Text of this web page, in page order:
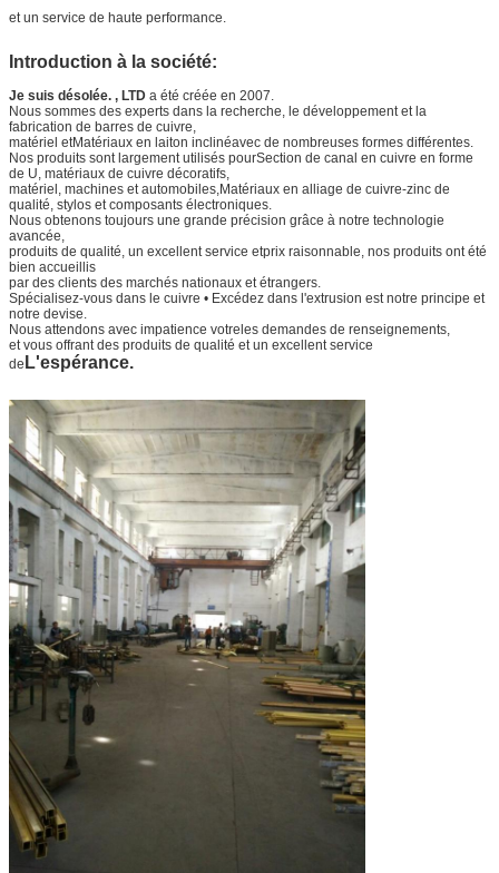
et un service de haute performance.
Introduction à la société:
Je suis désolée. , LTD a été créée en 2007.
Nous sommes des experts dans la recherche, le développement et la
fabrication de barres de cuivre,
matériel etMatériaux en laiton inclinéavec de nombreuses formes différentes.
Nos produits sont largement utilisés pourSection de canal en cuivre en forme
de U, matériaux de cuivre décoratifs,
matériel, machines et automobiles,Matériaux en alliage de cuivre-zinc de
qualité, stylos et composants électroniques.
Nous obtenons toujours une grande précision grâce à notre technologie
avancée,
produits de qualité, un excellent service etprix raisonnable, nos produits ont été
bien accueillis
par des clients des marchés nationaux et étrangers.
Spécialisez-vous dans le cuivre • Excédez dans l'extrusion est notre principe et
notre devise.
Nous attendons avec impatience votreles demandes de renseignements,
et vous offrant des produits de qualité et un excellent service
de L'espérance.